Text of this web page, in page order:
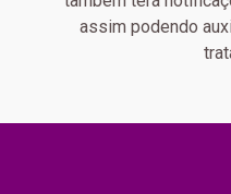
assim podendo